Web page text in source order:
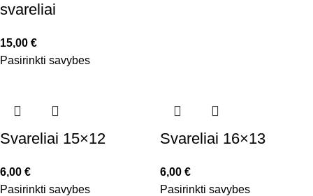
svareliai
15,00 €
Pasirinkti savybes
Svareliai 15×12
6,00 €
Pasirinkti savybes
Svareliai 16×13
6,00 €
Pasirinkti savybes